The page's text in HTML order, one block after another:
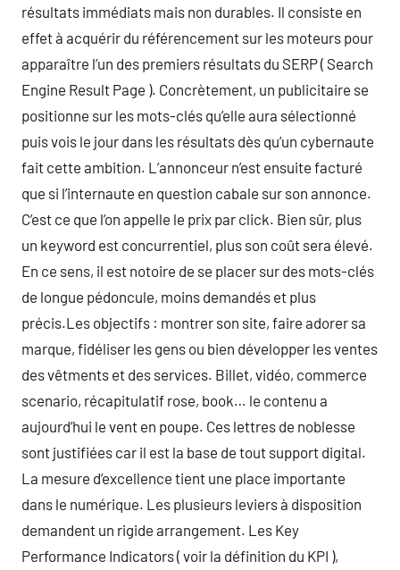
résultats immédiats mais non durables. Il consiste en
effet à acquérir du référencement sur les moteurs pour
apparaître l’un des premiers résultats du SERP ( Search
Engine Result Page ). Concrètement, un publicitaire se
positionne sur les mots-clés qu’elle aura sélectionné
puis vois le jour dans les résultats dès qu’un cybernaute
fait cette ambition. L’annonceur n’est ensuite facturé
que si l’internaute en question cabale sur son annonce.
C’est ce que l’on appelle le prix par click. Bien sûr, plus
un keyword est concurrentiel, plus son coût sera élevé.
En ce sens, il est notoire de se placer sur des mots-clés
de longue pédoncule, moins demandés et plus
précis.Les objectifs : montrer son site, faire adorer sa
marque, fidéliser les gens ou bien développer les ventes
des vêtments et des services. Billet, vidéo, commerce
scenario, récapitulatif rose, book… le contenu a
aujourd’hui le vent en poupe. Ces lettres de noblesse
sont justifiées car il est la base de tout support digital.
La mesure d’excellence tient une place importante
dans le numérique. Les plusieurs leviers à disposition
demandent un rigide arrangement. Les Key
Performance Indicators ( voir la définition du KPI ),